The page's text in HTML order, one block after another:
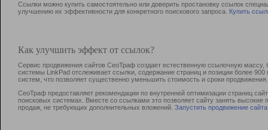
Ссылки можно купить самостоятельно или доверить простановку ссылок
улучшению их эффективности для конкретного поискового запроса. Купить
Как улучшить эффект от ссылок?
Сервис продвижения сайтов СеоТраф создает естественную ссылочную
системы LinkPad отслеживает ссылки, содержание страниц и позиции более
систем, что позволяет существенно уменьшить стоимость и сроки продвижения.
СеоТраф предоставляет рекомендации по внутренней оптимизации страниц
поисковых системах. Вместе со ссылками это позволяет сайту занять
продаж, не требующих дополнительных вложений. Запустить продвижение сайта